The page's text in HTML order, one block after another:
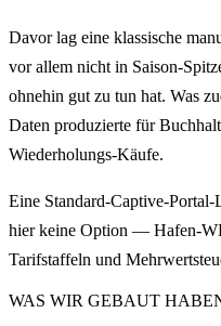
Davor lag eine klassische
vor allem nicht in Saison-
ohnehin gut zu tun hat. Was
Daten produzierte für
Wiederholungs-Käufe.
Eine Standard-Captive-
hier keine Option — Hafen-
Tarifstaffeln und
WAS WIR GEBAUT